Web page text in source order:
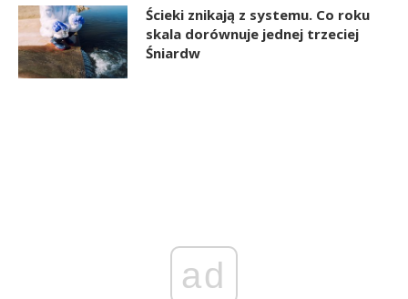
Ścieki znikają z systemu. Co roku
skala dorównuje jednej trzeciej
Śniardw
ad